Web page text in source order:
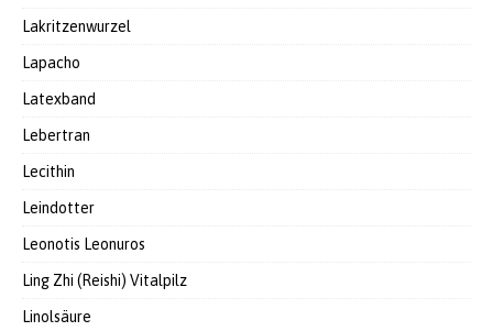
Lakritzenwurzel
Lapacho
Latexband
Lebertran
Lecithin
Leindotter
Leonotis Leonuros
Ling Zhi (Reishi) Vitalpilz
Linolsäure